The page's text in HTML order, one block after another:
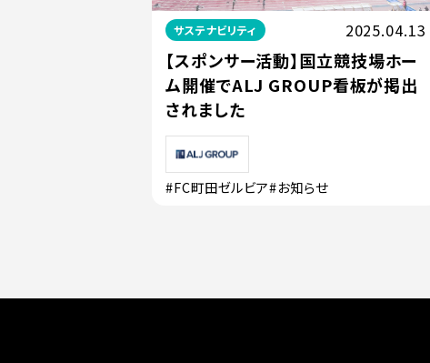
サステナビリティ 2025.04.13
【スポンサー活動】国立競技場ホー
ム開催でALJ GROUP看板が掲出
されました
#FC町田ゼルビア#お知らせ